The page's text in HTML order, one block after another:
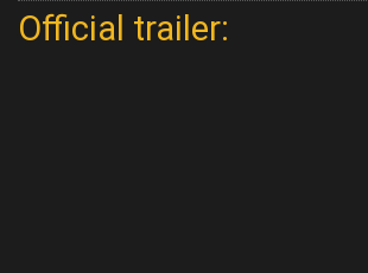
Official trailer: